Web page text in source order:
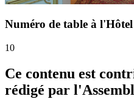
Numéro de table à
10
Ce contenu est
rédigé par